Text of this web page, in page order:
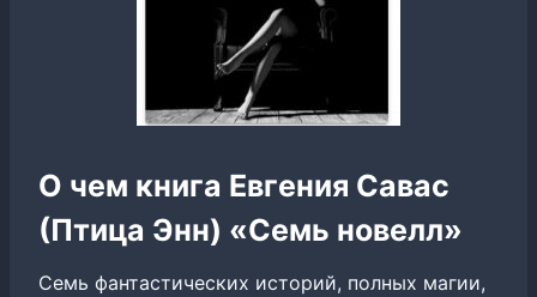
О чем книга Евгения Савас
(Птица Энн) «Семь новелл»
Семь фантастических историй, полных магии,